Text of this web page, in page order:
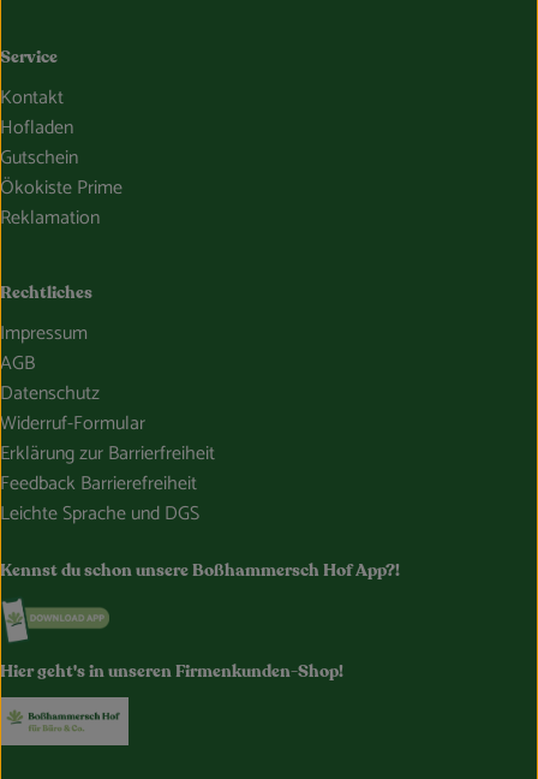
Service
Kontakt
Hofladen
Gutschein
Ökokiste Prime
Reklamation
Rechtliches
Impressum
AGB
Datenschutz
Widerruf-Formular
Erklärung zur Barrierfreiheit
Feedback Barrierefreiheit
Leichte Sprache und DGS
Kennst du schon unsere Boßhammersch Hof App?!
Externer Link zu https://www.bosshammersch-
Hier geht's in unseren Firmenkunden-Shop!